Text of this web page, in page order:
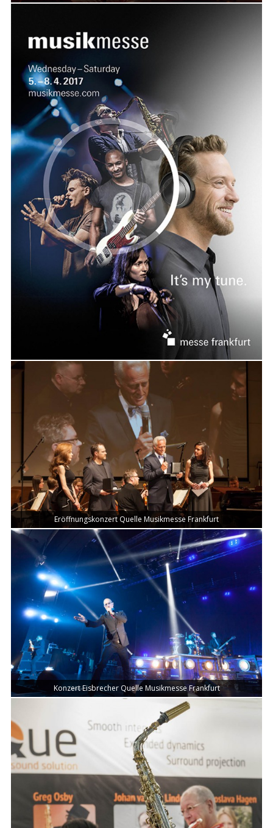
Eröffnungskonzert Quelle Musikmesse Frankfurt
Konzert Eisbrecher Quelle Musikmesse Frankfurt